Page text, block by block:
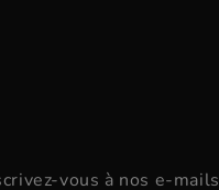
vous à nos e-mails